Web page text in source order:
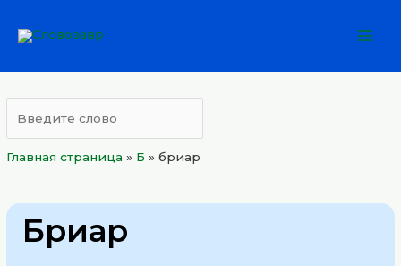
Главная страница » Б »бриар
Бриар